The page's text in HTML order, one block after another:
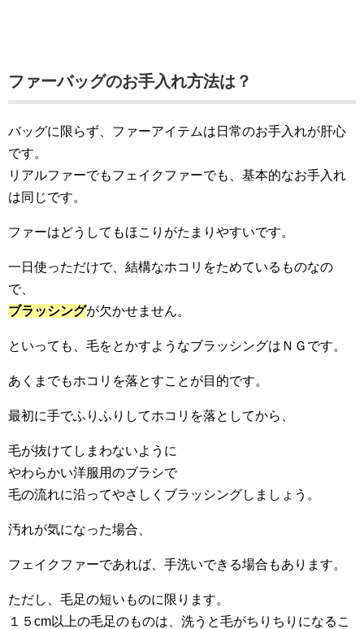
ファーバッグのお手入れ方法は？
バッグに限らず、ファーアイテムは日常のお手入れが肝心
です。
リアルファーでもフェイクファーでも、基本的なお手入れ
は同じです。
ファーはどうしてもほこりがたまりやすいです。
一日使っただけで、結構なホコリをためているものなの
で、
ブラッシングが欠かせません。
といっても、毛をとかすようなブラッシングはＮＧです。
あくまでもホコリを落とすことが目的です。
最初に手でふりふりしてホコリを落としてから、
毛が抜けてしまわないように
やわらかい洋服用のブラシで
毛の流れに沿ってやさしくブラッシングしましょう。
汚れが気になった場合、
フェイクファーであれば、手洗いできる場合もあります。
ただし、毛足の短いものに限ります。
１５cm以上の毛足のものは、洗うと毛がちりちりになるこ